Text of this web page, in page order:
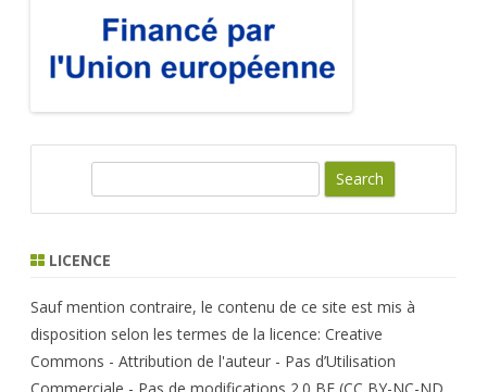
r
h
LICENCE
Sauf mention contraire, le contenu de ce site est mis à
disposition selon les termes de la licence: Creative
Commons - Attribution de l'auteur - Pas d’Utilisation